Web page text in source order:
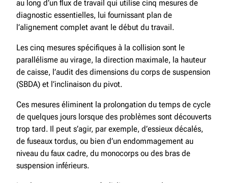
au long d’un flux de travail qui utilise cinq mesures de
diagnostic essentielles, lui fournissant plan de
l’alignement complet avant le début du travail.
Les cinq mesures spécifiques à la collision sont le
parallélisme au virage, la direction maximale, la hauteur
de caisse, l’audit des dimensions du corps de suspension
(SBDA) et l’inclinaison du pivot.
Ces mesures éliminent la prolongation du temps de cycle
de quelques jours lorsque des problèmes sont découverts
trop tard. Il peut s’agir, par exemple, d’essieux décalés,
de fuseaux tordus, ou bien d’un endommagement au
niveau du faux cadre, du monocorps ou des bras de
suspension inférieurs.